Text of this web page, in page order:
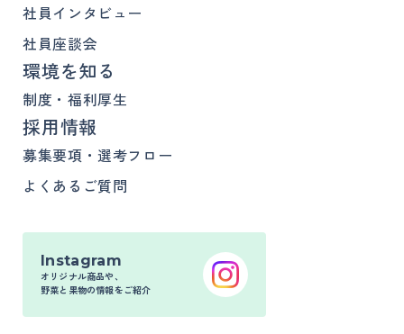
社員インタビュー
社員座談会
環境を知る
制度・福利厚生
採用情報
募集要項・選考フロー
よくあるご質問
Instagram
オリジナル商品や、
野菜と果物の情報をご紹介